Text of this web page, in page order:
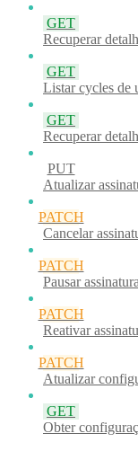
GET
Recuperar
GET
Listar cycles de
GET
Recuperar
PUT
Atualizar
PATCH
Cancelar
PATCH
Pausar assinatura
PATCH
Reativar
PATCH
Atualizar
GET
Obter